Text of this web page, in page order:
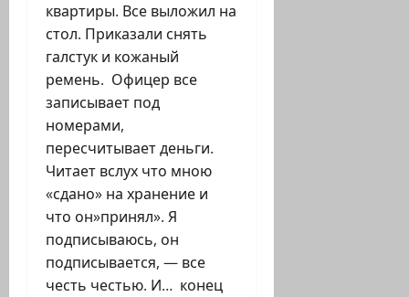
квартиры. Все выложил на
стол. Приказали снять
галстук и кожаный
ремень. Офицер все
записывает под
номерами,
пересчитывает деньги.
Читает вслух что мною
«сдано» на хранение и
что он»принял». Я
подписываюсь, он
подписывается, — все
честь честью. И… конец